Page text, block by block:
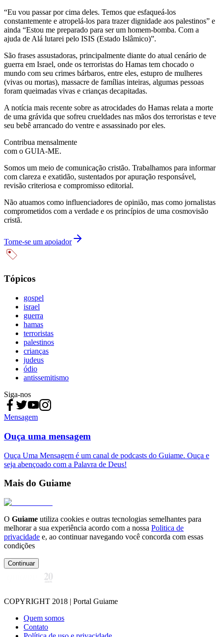
“Eu vou passar por cima deles. Temos que esfaqueá-los
constantemente e atropelá-los para trazer dignidade aos palestinos” e
ainda “Estou me preparado para ser um homem-bomba. Com a
ajuda de Alá lutarei pelo ISIS (Estado Islâmico)”.
São frases assustadoras, principalmente diante do atual cenário de
guerra em Israel, onde os terroristas do Hamas tem chocado o
mundo com seu crimes bárbaros, entre eles, estupro de mulheres
(vivas ou mortas), massacre de famílias inteiras, algumas pessoas
foram queimadas vivas e crianças decapitadas.
A notícia mais recente sobre as atrocidades do Hamas relata a morte
de uma grávida que sofreu crueldades nas mãos dos terroristas e teve
seu bebê arrancado do ventre e assassinado por eles.
Contribua mensalmente
com o GUIA-ME.
Somos um meio de comunicação cristão. Trabalhamos para informar
com clareza e exatidão, sustentados por apuração responsável,
revisão criteriosa e compromisso editorial.
Não atuamos como influenciadores de opinião, mas como jornalistas
comprometidos com a verdade e os princípios de uma cosmovisão
cristã.
Torne-se um apoiador
Tópicos
gospel
israel
guerra
hamas
terroristas
palestinos
crianças
judeus
ódio
antissemitismo
Siga-nos
Mensagem
Ouça uma mensagem
Ouça Uma Mensagem é um canal de podcasts do Guiame. Ouça e
seja abençoado com a Palavra de Deus!
Mais do Guiame
O Guiame utiliza cookies e outras tecnologias semelhantes para
melhorar a sua experiência acordo com a nossa Politica de
privacidade e, ao continuar navegando você concorda com essas
condições
Continuar
COPYRIGHT 2018 | Portal Guiame
Quem somos
Contato